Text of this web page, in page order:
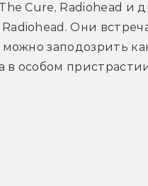
Cure, Radiohead и
Они
можно заподозрить
в особом